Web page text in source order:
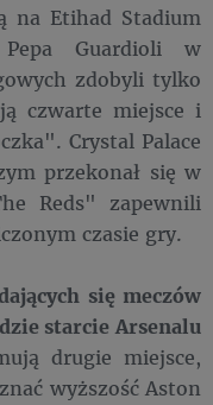
na Etihad Stadium
Pepa Guardioli w
zdobyli tylko
czwarte miejsce i
Crystal Palace
przekonał się w
Reds" zapewnili
czasie gry.
się meczów
starcie Arsenalu
drugie miejsce,
wyższość Aston